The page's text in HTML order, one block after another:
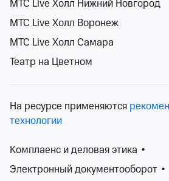
Нотр Дам де Пари и Ромео и
Зимний театр Сочи
Зимний театр Сочи
от 1 000 ₽
Билеты от 1 000 ₽
МТС Live Холл Нижний Новгород
МТС Live Холл Воронеж
МТС Live Холл Самара
Театр на Цветном
На ресурсе применяются
технологии
Комплаенс и деловая этика •
Электронный документооборот •